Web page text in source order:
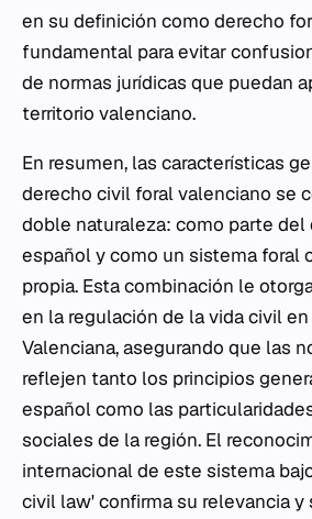
en su definición como derecho
fundamental para evitar
de normas jurídicas que puedan
territorio valenciano.
En resumen, las características
derecho civil foral valenciano se
doble naturaleza: como parte del
español y como un sistema foral
propia. Esta combinación le
en la regulación de la vida civil
Valenciana, asegurando que las
reflejen tanto los principios
español como las
sociales de la región. El
internacional de este sistema
civil law' confirma su relevancia y